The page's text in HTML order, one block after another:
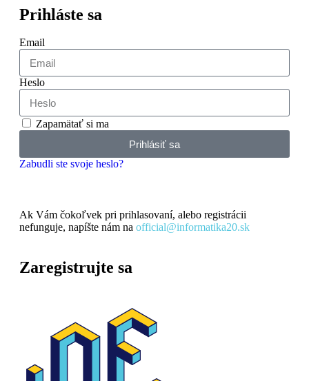
Prihláste sa
Email
Heslo
Zapamätať si ma
Prihlásiť sa
Zabudli ste svoje heslo?
Ak Vám čokoľvek pri prihlasovaní, alebo registrácii
nefunguje, napíšte nám na official@informatika20.sk
Zaregistrujte sa